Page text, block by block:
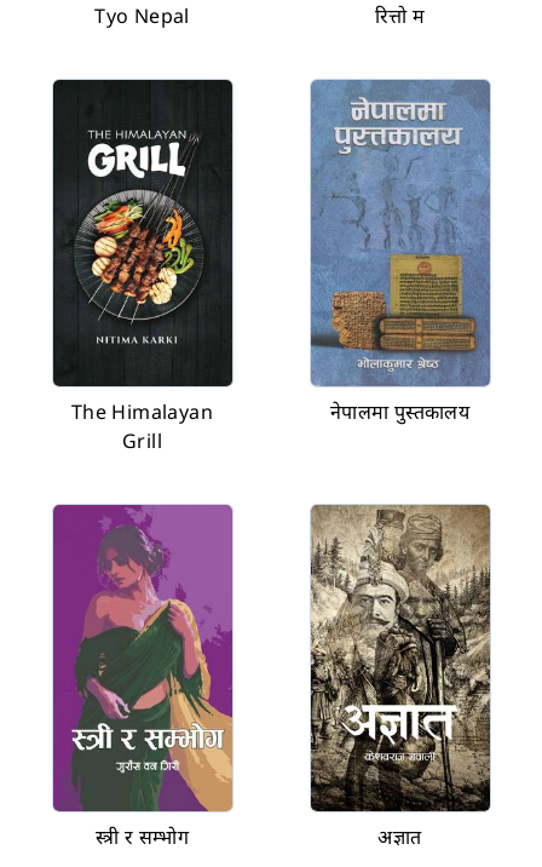
Tyo Nepal रित्तो म
The Himalayan
Grill
नेपालमा पुस्तकालय
स्त्री र सम्भोग अज्ञात